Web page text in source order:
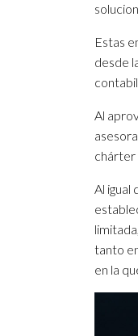
Estas
desde
Al
chárter
Al igual
tanto
en la